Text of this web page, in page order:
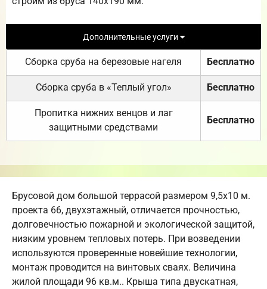
Дополнительные услуги
Сборка сруба на березовые нагеля Бесплатно
Сборка сруба в «Теплый угол» Бесплатно
Пропитка нижних венцов и лаг
защитными средствами
Бесплатно
Брусовой дом большой террасой размером 9,5х10 м.
проекта 66, двухэтажный, отличается прочностью,
долговечностью пожарной и экологической защитой,
низким уровнем тепловых потерь. При возведении
используются проверенные новейшие технологии,
монтаж проводится на винтовых сваях. Величина
жилой площади 96 кв.м.. Крыша типа двускатная,